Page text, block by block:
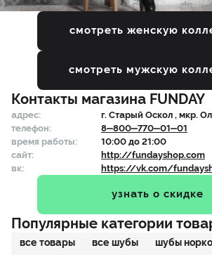
смотреть женскую
смотреть мужскую
Контакты магазина FUNDAY
адрес: г. Старый Оскол , мкр.
телефон:
8‒800‒770‒01‒01
время работы:
10:00 до 21:00
сайт:
http://fundayshop.com
вк:
https://vk.com/
узнать о скидке
Популярные категории
все товары все шубы шубы